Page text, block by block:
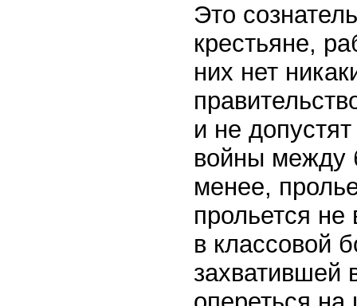
Это
крестьяне,
них нет
и не
войны между
менее,
прольется
в классовой
захватившей